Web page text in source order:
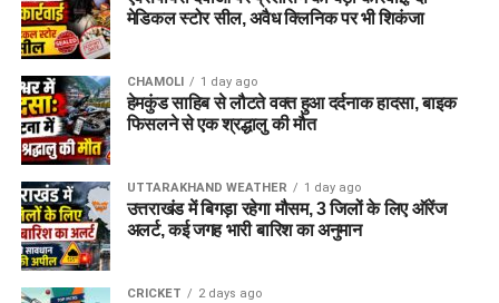
ध्यान दें: आवेदन जल्दी करें, बैंक
आवेदन विंडो समय से पहले भी
बंद कर सकता है।
आवश्यक दस्तावेज (Documents
Required)
उम्मीदवार का संबंधित क्षेत्र का निवासी होना पात्रता की महत्वपूर्ण शर्तों में
शामिल है।
1. केवल उत्तराखंड की पात्र महिला अभ्यर्थी ही आवेदन कर
सकेंगी।
2. ग्रामीण क्षेत्रों में उम्मीदवार उसी राजस्व गांव की निवासी होनी
चाहिए, जबकि शहरी क्षेत्रों में संबंधित वार्ड की निवासी होना
आवश्यक है।
3. आवेदन के दौरान स्थानीय निवास प्रमाण पत्र या अन्य
आवश्यक दस्तावेज प्रस्तुत करने पड़ सकते हैं।
मेडिकल स्टोर सील, अवैध क्लिनिक पर भी शिकंजा
CHAMOLI 1 day ago
हेमकुंड साहिब से लौटते वक्त हुआ दर्दनाक हादसा, बाइक
फिसलने से एक श्रद्धालु की मौत
UTTARAKHAND WEATHER 1 day ago
उत्तराखंड में बिगड़ा रहेगा मौसम, 3 जिलों के लिए ऑरेंज
अलर्ट, कई जगह भारी बारिश का अनुमान
CRICKET 2 days ago